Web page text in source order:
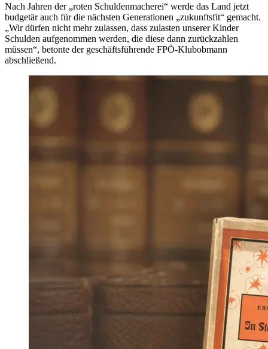
Nach Jahren der „roten Schuldenmacherei“ werde das Land jetzt
budgetär auch für die nächsten Generationen „zukunftsfit“ gemacht.
„Wir dürfen nicht mehr zulassen, dass zulasten unserer Kinder
Schulden aufgenommen werden, die diese dann zurückzahlen
müssen“, betonte der geschäftsführende FPÖ-Klubobmann
abschließend.